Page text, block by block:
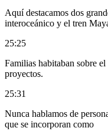
Aquí destacamos dos
interoceánico y el tren
25:25
Familias habitaban sobre
proyectos.
25:31
Nunca hablamos de
que se incorporan como